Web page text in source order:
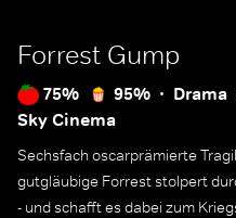
Forrest Gump
75% 95% Drama
Sky Cinema
Sechsfach oscarprämierte
gutgläubige Forrest stolpert
- und schafft es dabei zum